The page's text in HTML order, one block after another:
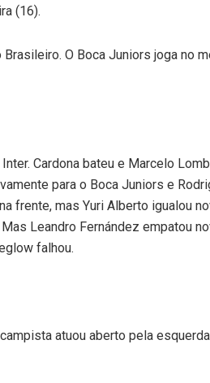
(16).
O Boca Juniors joga no
Cardona bateu e Marcelo
para o Boca Juniors e
frente, mas Yuri Alberto igualou
Leandro Fernández empatou
falhou.
atuou aberto pela